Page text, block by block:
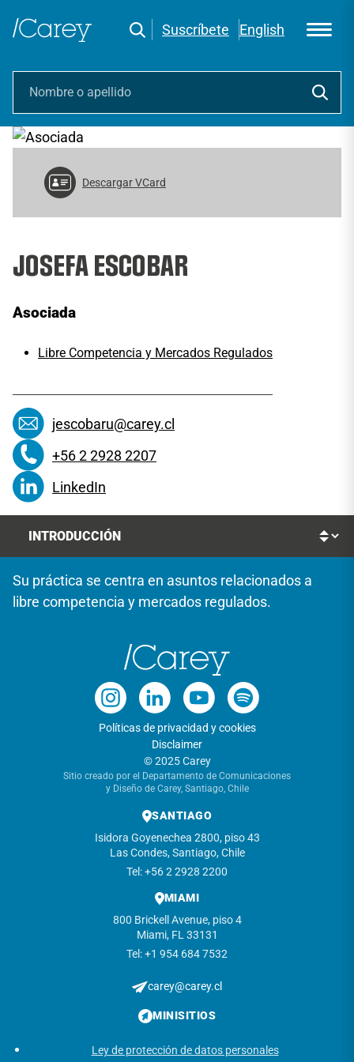
Suscríbete English
Descargar VCard
JOSEFA ESCOBAR
Asociada
Libre Competencia y Mercados Regulados
jescobaru@carey.cl
+56 2 2928 2207
LinkedIn
Su práctica se centra en asuntos relacionados a
libre competencia y mercados regulados.
Políticas de privacidad y cookies
Disclaimer
© 2025 Carey
Sitio creado por el Departamento de Comunicaciones
y Diseño de Carey, Santiago, Chile
SANTIAGO
Isidora Goyenechea 2800, piso 43
Las Condes, Santiago, Chile
Tel: +56 2 2928 2200
MIAMI
800 Brickell Avenue, piso 4
Miami, FL 33131
Tel: +1 954 684 7532
carey@carey.cl
MINISITIOS
Ley de protección de datos personales